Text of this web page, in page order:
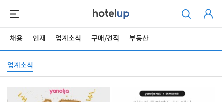
채용 인재 업계소식 구매/견적 부동산
업계소식